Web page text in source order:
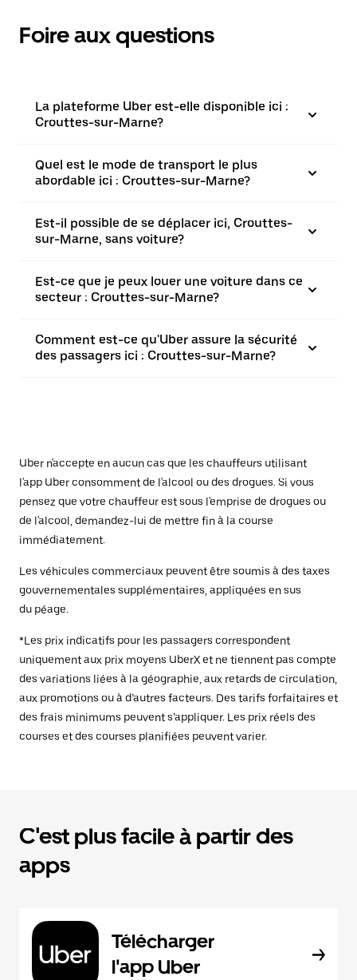
Foire aux questions
La plateforme Uber est-elle disponible ici :
Crouttes-sur-Marne?
Quel est le mode de transport le plus
abordable ici : Crouttes-sur-Marne?
Est-il possible de se déplacer ici, Crouttes-
sur-Marne, sans voiture?
Est-ce que je peux louer une voiture dans ce
secteur : Crouttes-sur-Marne?
Comment est-ce qu'Uber assure la sécurité
des passagers ici : Crouttes-sur-Marne?
Uber n'accepte en aucun cas que les chauffeurs utilisant
l'app Uber consomment de l'alcool ou des drogues. Si vous
pensez que votre chauffeur est sous l'emprise de drogues ou
de l'alcool, demandez-lui de mettre fin à la course
immédiatement.
Les véhicules commerciaux peuvent être soumis à des taxes
gouvernementales supplémentaires, appliquées en sus
du péage.
*Les prix indicatifs pour les passagers correspondent
uniquement aux prix moyens UberX et ne tiennent pas compte
des variations liées à la géographie, aux retards de circulation,
aux promotions ou à d’autres facteurs. Des tarifs forfaitaires et
des frais minimums peuvent s’appliquer. Les prix réels des
courses et des courses planifiées peuvent varier.
C'est plus facile à partir des
apps
Télécharger
l'app Uber